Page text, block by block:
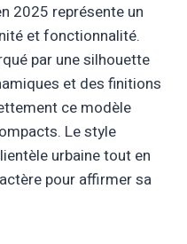
2025 représente un
et fonctionnalité.
par une silhouette
et des finitions
ce modèle
Le style
urbaine tout en
pour affirmer sa